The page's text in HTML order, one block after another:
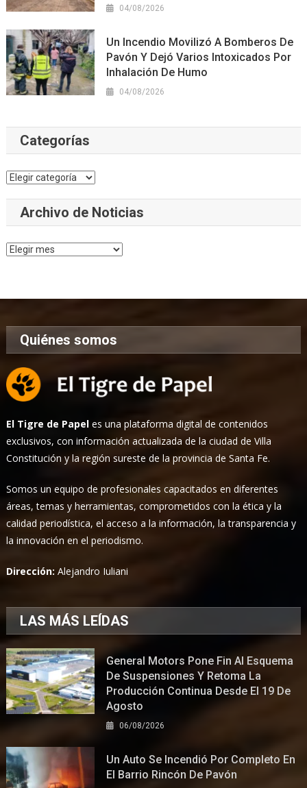
04/08/2026
Un Incendio Movilizó A Bomberos De
Pavón Y Dejó Varios Intoxicados Por
Inhalación De Humo
04/08/2026
Categorías
Categorías
Archivo de Noticias
Archivo
Quiénes somos
El Tigre de Papel es una plataforma digital de contenidos
exclusivos, con información actualizada de la ciudad de Villa
Constitución y la región sureste de la provincia de Santa Fe.
Somos un equipo de profesionales capacitados en diferentes
áreas, temas y herramientas, comprometidos con la ética y la
calidad periodística, el acceso a la información, la transparencia y
la innovación en el periodismo.
Dirección:Alejandro Iuliani
LAS MÁS LEÍDAS
General Motors Pone Fin Al Esquema
De Suspensiones Y Retoma La
Producción Continua Desde El 19 De
Agosto
06/08/2026
Un Auto Se Incendió Por Completo En
El Barrio Rincón De Pavón